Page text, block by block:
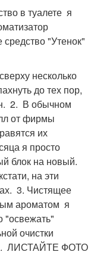
в туалете я
"Утенок"
несколько
до тех пор,
2. В обычном
от фирмы
их
я просто
блок на новый.
на эти
3. Чистящее
ароматом я
"освежать"
очистки
ЛИСТАЙТЕ ФОТО